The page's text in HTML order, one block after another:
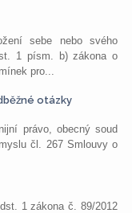
sebe nebo svého
1 písm. b) zákona o
pro...
otázky
právo, obecný soud
čl. 267 Smlouvy o
1 zákona č. 89/2012